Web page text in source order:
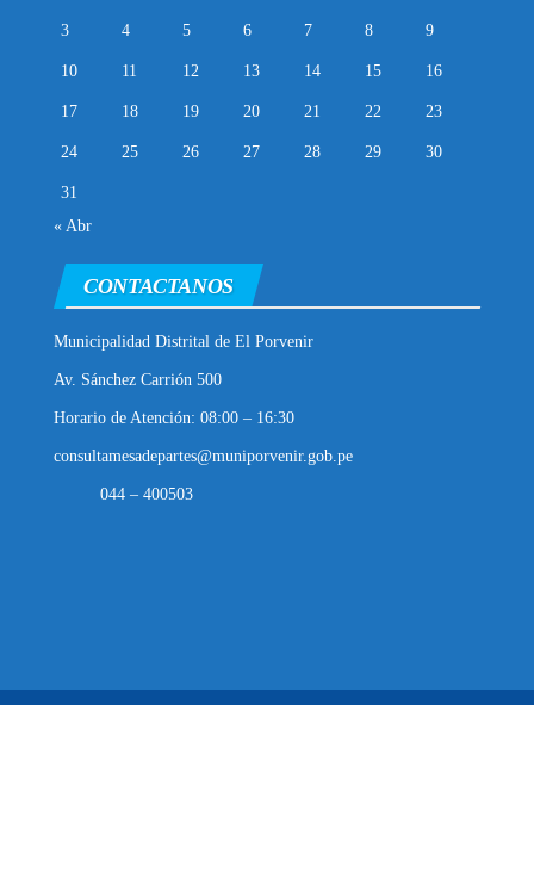
3 4 5 6 7 8 9
10 11 12 13 14 15 16
17 18 19 20 21 22 23
24 25 26 27 28 29 30
31
« Abr
CONTACTANOS
Municipalidad Distrital de El Porvenir
Av. Sánchez Carrión 500
Horario de Atención: 08:00 – 16:30
consultamesadepartes@muniporvenir.gob.pe
044 – 400503